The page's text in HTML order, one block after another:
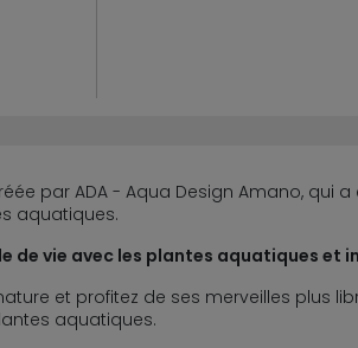
par ADA - Aqua Design Amano, qui
aquatiques.
de vie avec les plantes aquatiques et
et profitez de ses merveilles plus
aquatiques.